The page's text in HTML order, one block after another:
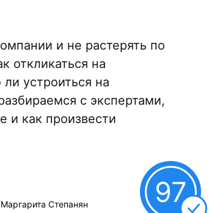
и не растерять по
откликаться на
устроиться на
с экспертами,
и как произвести
Маргарита Степанян 97